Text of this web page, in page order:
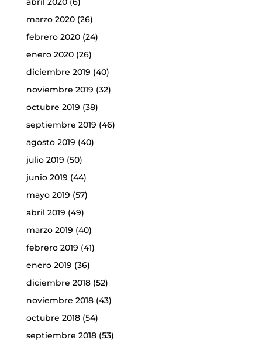
marzo 2020(26)
febrero 2020(24)
enero 2020(26)
diciembre 2019 (40)
noviembre 2019 (32)
octubre 2019 (38)
septiembre 2019 (46)
agosto 2019 (40)
julio 2019 (50)
junio 2019 (44)
mayo 2019 (57)
abril 2019 (49)
marzo 2019 (40)
febrero 2019 (41)
enero 2019 (36)
diciembre 2018(52)
noviembre 2018(43)
octubre 2018(54)
septiembre 2018(53)